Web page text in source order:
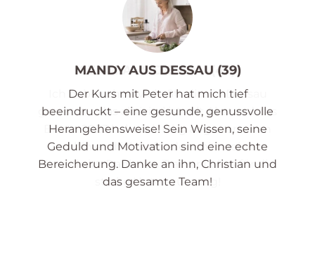
MANDY AUS DESSAU (39)
Der Kurs mit Peter hat mich tief
beeindruckt – eine gesunde, genussvolle
Herangehensweise! Sein Wissen, seine
Geduld und Motivation sind eine echte
Bereicherung. Danke an ihn, Christian und
das gesamte Team!